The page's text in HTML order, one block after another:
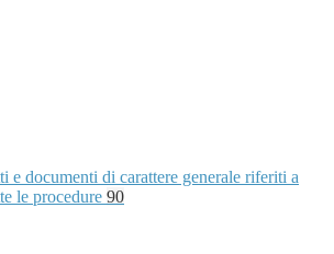
e documenti di carattere generale riferiti a
le procedure 90